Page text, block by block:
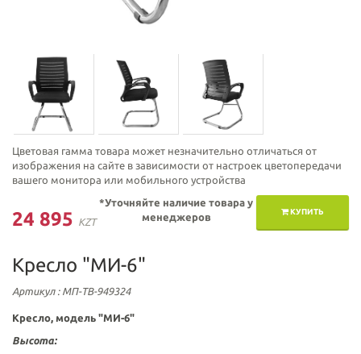
Цветовая гамма товара может незначительно отличаться от
изображения на сайте в зависимости от настроек цветопередачи
вашего монитора или мобильного устройства
24 895 KZT
КУПИТЬ
*Уточняйте наличие товара у
менеджеров
Кресло "МИ-6"
Артикул: МП-ТВ-949324
Кресло, модель "МИ-6"
Высота: